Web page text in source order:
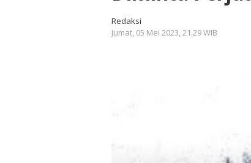
Redaksi
Jumat, 05 Mei 2023, 21.29 WIB